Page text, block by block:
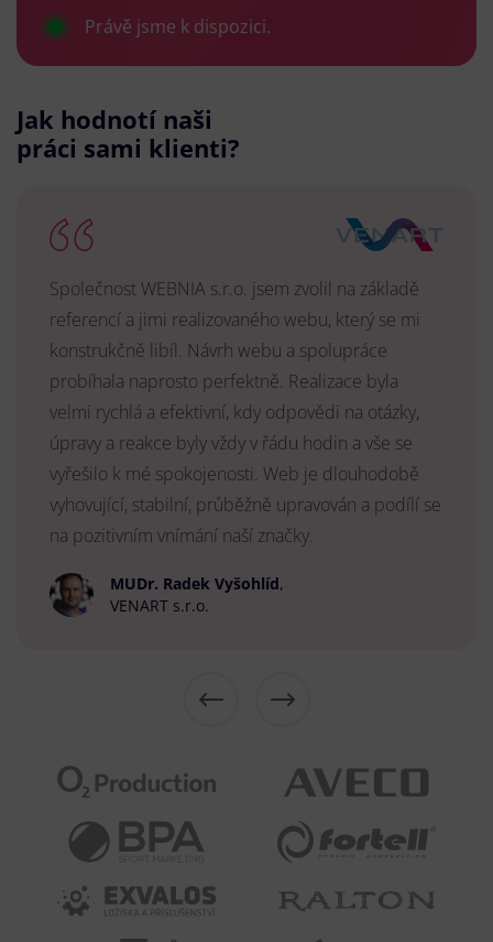
Právě jsme k dispozici.
Jak hodnotí naši
práci sami klienti?
Společnost WEBNIA s.r.o. jsem zvolil na základě
referencí a jimi realizovaného webu, který se mi
konstrukčně libíl. Návrh webu a spolupráce
probíhala naprosto perfektně. Realizace byla
velmi rychlá a efektivní, kdy odpovědi na otázky,
úpravy a reakce byly vždy v řádu hodin a vše se
vyřešilo k mé spokojenosti. Web je dlouhodobě
vyhovující, stabilní, průběžně upravován a podílí se
na pozitivním vnímání naší značky.
MUDr. Radek Vyšohlíd,
VENART s.r.o.